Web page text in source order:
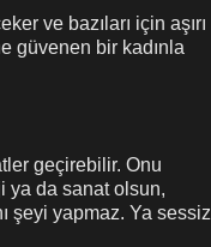
ve bazıları için aşırı
güvenen bir kadınla
geçirebilir. Onu
ya da sanat olsun,
şeyi yapmaz. Ya sessiz